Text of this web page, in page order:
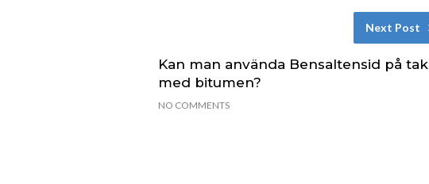
Next Post
Kan man använda Bensaltensid på tak
med bitumen?
NO COMMENTS